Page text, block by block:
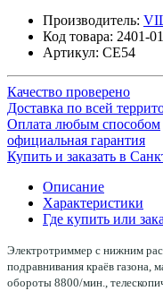
Производитель:
Код товара: 2401-01
Артикул: CE54
Качество проверено
Доставка по всей
Оплата любым способом
официальная гарантия
Купить и заказать в
Описание
Характеристики
Где купить или
Электротриммер с нижним
подравнивания краёв газона,
обороты 8800/мин.,